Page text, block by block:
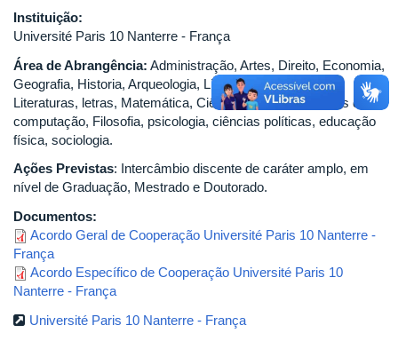
Instituição:
Université Paris 10 Nanterre - França
Área de Abrangência: Administração, Artes, Direito, Economia,
Geografia, Historia, Arqueologia, Linguas estrangeiras,
Literaturas, letras, Matemática, Ciências sociais, Ciências de
computação, Filosofia, psicologia, ciências políticas, educação
física, sociologia.
Ações Previstas: Intercâmbio discente de caráter amplo, em
nível de Graduação, Mestrado e Doutorado.
Documentos:
Acordo Geral de Cooperação Université Paris 10 Nanterre -
França
Acordo Específico de Cooperação Université Paris 10
Nanterre - França
Université Paris 10 Nanterre - França